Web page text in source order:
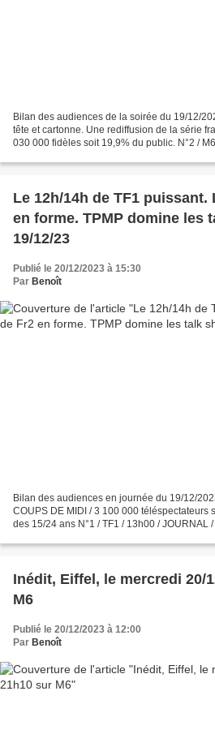
Bilan des audiences de la soirée du 19/12/
tête et cartonne. Une rediffusion de la série
030 000 fidèles soit 19,9% du public. N°2 /
Le 12h/14h de TF1
en forme. TPMP domine les
19/12/23
Publié le 20/12/2023 à 15:30
Par Benoît
Bilan des audiences en journée du 19/12/
COUPS DE MIDI / 3 100 000 téléspectateurs
des 15/24 ans N°1 / TF1 / 13h00 / JOURNAL
Inédit, Eiffel, le mercredi 20/
M6
Publié le 20/12/2023 à 12:00
Par Benoît